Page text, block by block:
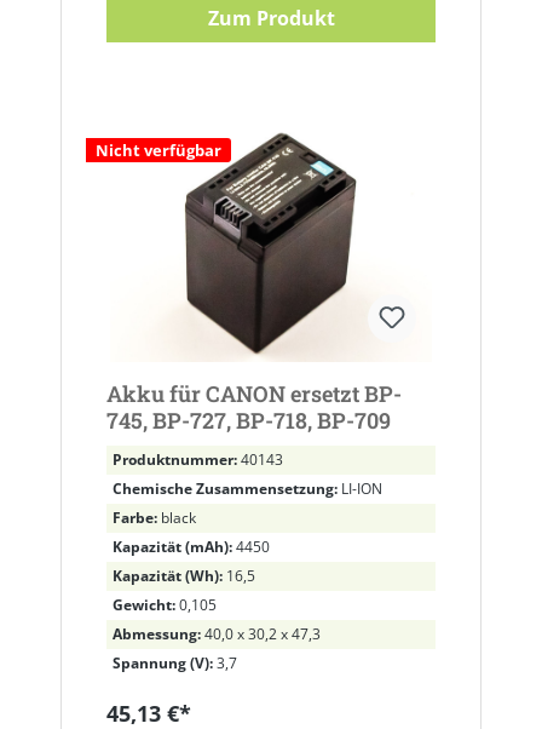
Zum Produkt
Nicht verfügbar
Akku für CANON ersetzt BP-
745, BP-727, BP-718, BP-709
Produktnummer:40143
Chemische Zusammensetzung: LI-ION
Farbe: black
Kapazität (mAh):4450
Kapazität (Wh): 16,5
Gewicht:0,105
Abmessung:40,0 x 30,2 x 47,3
Spannung (V):3,7
45,13 €*